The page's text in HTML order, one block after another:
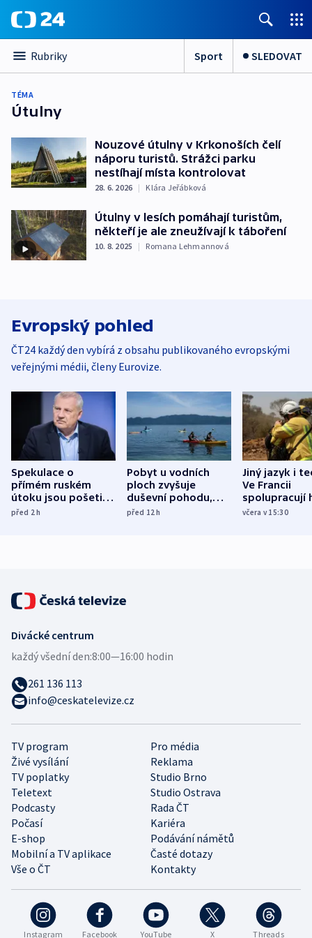
Rubriky Sport SLEDOVAT
TÉMA
Útulny
Nouzové útulny v Krkonoších čelí
náporu turistů. Strážci parku
nestíhají místa kontrolovat
28. 6. 2026 | Klára Jeřábková
Útulny v lesích pomáhají turistům,
někteří je ale zneužívají k táboření
10. 8. 2025 | Romana Lehmannová
Evropský pohled
ČT24 každý den vybírá z obsahu publikovaného evropskými
veřejnými médii, členy Eurovize.
Spekulace o
přímém ruském
útoku jsou pošetilé,
míní estonský
před 2h
Pobyt u vodních
ploch zvyšuje
duševní pohodu,
ukázala
před 12h
Jiný jazyk i
Ve Francii
spolupracují
různých zemí
včera v 15:30
Instagram Facebook YouTube X Threads
TV program
Pro média
Živé vysílání
Reklama
TV poplatky
Studio Brno
Teletext
Studio Ostrava
Podcasty
Rada ČT
Počasí
Kariéra
E-shop
Podávání námětů
Mobilní a TV aplikace
Časté dotazy
Vše o ČT
Kontakty
Divácké centrum
každý všední den:8:00—16:00 hodin
261 136 113
info@ceskatelevize.cz